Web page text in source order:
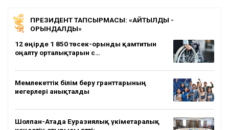
ПРЕЗИДЕНТ ТАПСЫРМАСЫ: «АЙТЫЛДЫ -
ОРЫНДАЛДЫ»
12 өңірде 1 850 төсек-орынды қамтитын
оңалту орталықтарын с…
Мемлекеттік білім беру гранттарының
иегерлері анықталды
Шолпан-Атада Еуразиялық үкіметаралық